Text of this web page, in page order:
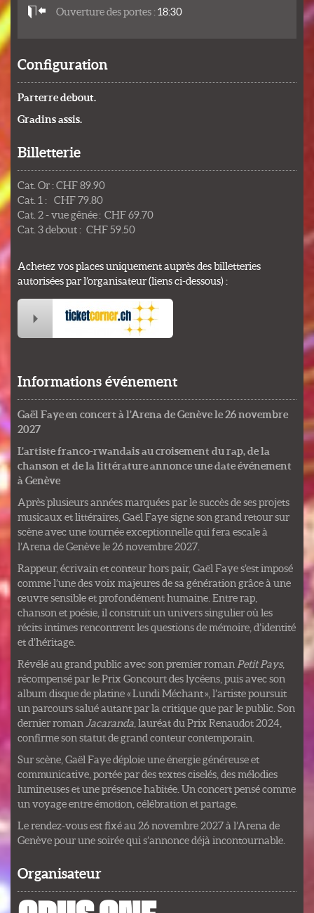
Ouverture des portes :18:30
Configuration
Parterre debout.
Gradins assis.
Billetterie
Cat. Or : CHF 89.90
Cat. 1 : CHF 79.80
Cat. 2 - vue gênée : CHF 69.70
Cat. 3 debout : CHF 59.50
Achetez vos places uniquement auprès des billetteries
autorisées par l’organisateur (liens ci-dessous) :
Informations événement
Gaël Faye en concert à l’Arena de Genève le 26 novembre
2027
L’artiste franco-rwandais au croisement du rap, de la
chanson et de la littérature annonce une date événement
à Genève
Après plusieurs années marquées par le succès de ses projets
musicaux et littéraires, Gaël Faye signe son grand retour sur
scène avec une tournée exceptionnelle qui fera escale à
l’Arena de Genève le 26 novembre 2027.
Rappeur, écrivain et conteur hors pair, Gaël Faye s’est imposé
comme l’une des voix majeures de sa génération grâce à une
œuvre sensible et profondément humaine. Entre rap,
chanson et poésie, il construit un univers singulier où les
récits intimes rencontrent les questions de mémoire, d’identité
et d’héritage.
Révélé au grand public avec son premier roman Petit Pays,
récompensé par le Prix Goncourt des lycéens, puis avec son
album disque de platine « Lundi Méchant », l’artiste poursuit
un parcours salué autant par la critique que par le public. Son
dernier roman Jacaranda , lauréat du Prix Renaudot 2024,
confirme son statut de grand conteur contemporain.
Sur scène, Gaël Faye déploie une énergie généreuse et
communicative, portée par des textes ciselés, des mélodies
lumineuses et une présence habitée. Un concert pensé comme
un voyage entre émotion, célébration et partage.
Le rendez-vous est fixé au 26 novembre 2027 à l’Arena de
Genève pour une soirée qui s’annonce déjà incontournable.
Organisateur